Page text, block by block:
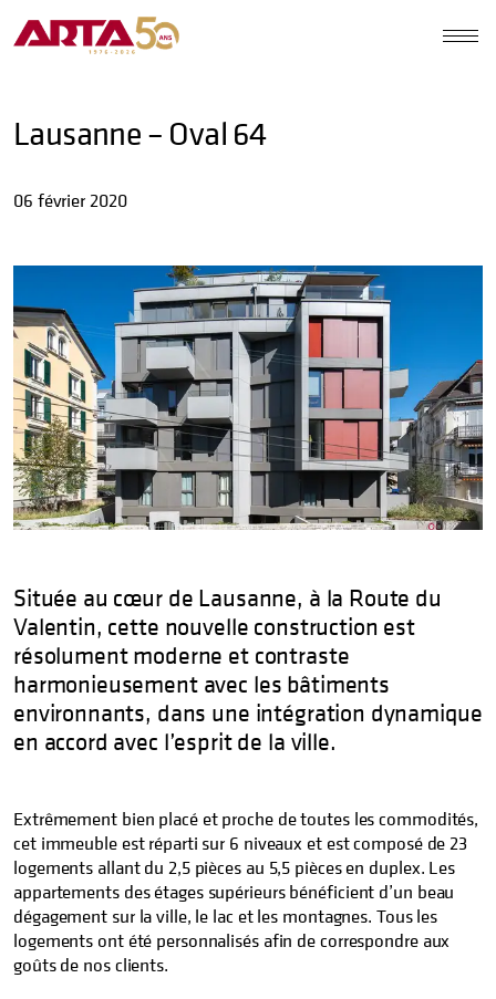
Lausanne – Oval 64
06 février 2020
Située au cœur de Lausanne, à la Route du
Valentin, cette nouvelle construction est
résolument moderne et contraste
harmonieusement avec les bâtiments
environnants, dans une intégration dynamique
en accord avec l’esprit de la ville.
Extrêmement bien placé et proche de toutes les commodités,
cet immeuble est réparti sur 6 niveaux et est composé de 23
logements allant du 2,5 pièces au 5,5 pièces en duplex. Les
appartements des étages supérieurs bénéficient d’un beau
dégagement sur la ville, le lac et les montagnes. Tous les
logements ont été personnalisés afin de correspondre aux
goûts de nos clients.